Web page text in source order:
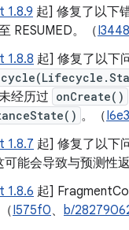
1.8.9 起] 修复了以下
RESUMED。（
1.8.8 起] 修复了以下
经历过 onCreate()
。（
1.8.7 起] 修复了以下
可能会导致与预测性
1.8.6 起]
I575f0、 b/